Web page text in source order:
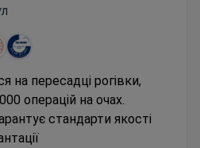
на пересадці рогівки,
операцій на очах.
стандарти якості